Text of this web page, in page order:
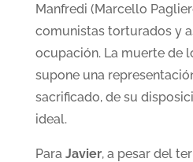
Manfredi (Marcello
comunistas torturados y
ocupación. La muerte de
supone una
sacrificado, de su
ideal.
Para Javier, a pesar del